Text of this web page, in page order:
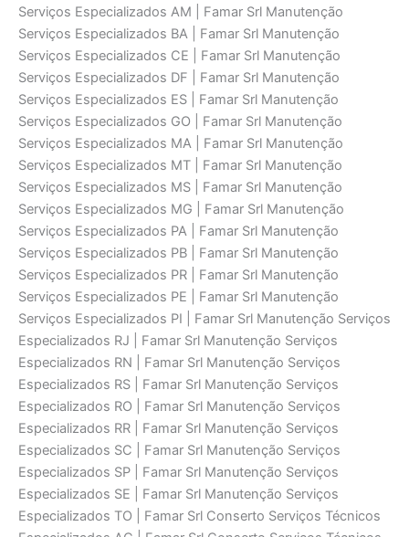
Serviços Especializados AM | Famar Srl Manutenção
Serviços Especializados BA | Famar Srl Manutenção
Serviços Especializados CE | Famar Srl Manutenção
Serviços Especializados DF | Famar Srl Manutenção
Serviços Especializados ES | Famar Srl Manutenção
Serviços Especializados GO | Famar Srl Manutenção
Serviços Especializados MA | Famar Srl Manutenção
Serviços Especializados MT | Famar Srl Manutenção
Serviços Especializados MS | Famar Srl Manutenção
Serviços Especializados MG | Famar Srl Manutenção
Serviços Especializados PA | Famar Srl Manutenção
Serviços Especializados PB | Famar Srl Manutenção
Serviços Especializados PR | Famar Srl Manutenção
Serviços Especializados PE | Famar Srl Manutenção
Serviços Especializados PI | Famar Srl Manutenção Serviços
Especializados RJ | Famar Srl Manutenção Serviços
Especializados RN | Famar Srl Manutenção Serviços
Especializados RS | Famar Srl Manutenção Serviços
Especializados RO | Famar Srl Manutenção Serviços
Especializados RR | Famar Srl Manutenção Serviços
Especializados SC | Famar Srl Manutenção Serviços
Especializados SP | Famar Srl Manutenção Serviços
Especializados SE | Famar Srl Manutenção Serviços
Especializados TO | Famar Srl Conserto Serviços Técnicos